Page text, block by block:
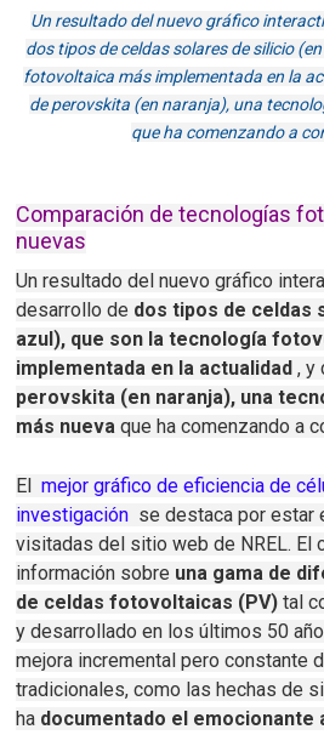
Un resultado del nuevo gráfico
dos tipos de celdas solares de silicio
fotovoltaica más implementada en la
de perovskita (en naranja), una
que ha comenzando a
Comparación de tecnologías
nuevas
Un resultado del nuevo gráfico
desarrollo de dos tipos de celdas
azul), que son la tecnología
implementada en la actualidad , y
perovskita (en naranja), una
más nueva que ha comenzando a
Elmejor gráfico de eficiencia de
investigación se destaca por estar
visitadas del sitio web de NREL. El
información sobre una gama de
de celdas fotovoltaicas (PV) tal
y desarrollado en los últimos 50
mejora incremental pero constante
tradicionales, como las hechas de
ha documentado el emocionante